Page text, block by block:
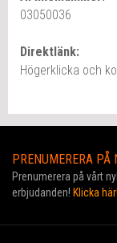
03050036
Direktlänk:
Högerklicka och
PRENUMERERA PÅ
Prenumerera på vårt
erbjudanden! Klicka här!